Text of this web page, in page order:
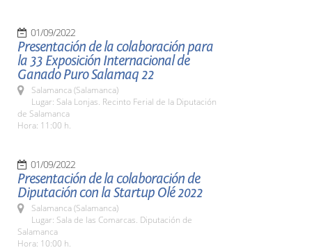
01/09/2022
Presentación de la colaboración para
la 33 Exposición Internacional de
Ganado Puro Salamaq 22
Salamanca (Salamanca)
Lugar: Sala Lonjas. Recinto Ferial de la Diputación
de Salamanca
Hora: 11:00 h.
01/09/2022
Presentación de la colaboración de
Diputación con la Startup Olé 2022
Salamanca (Salamanca)
Lugar: Sala de las Comarcas. Diputación de
Salamanca
Hora: 10:00 h.